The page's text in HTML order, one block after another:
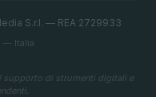
S.r.l. — REA 2729933
— Italia
supporto di strumenti digitali e